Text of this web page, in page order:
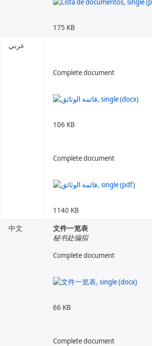
175 KB
عربي
Complete document
106 KB
Complete document
1140 KB
中文
文件一览表
秘书处编拟
Complete document
66 KB
Complete document